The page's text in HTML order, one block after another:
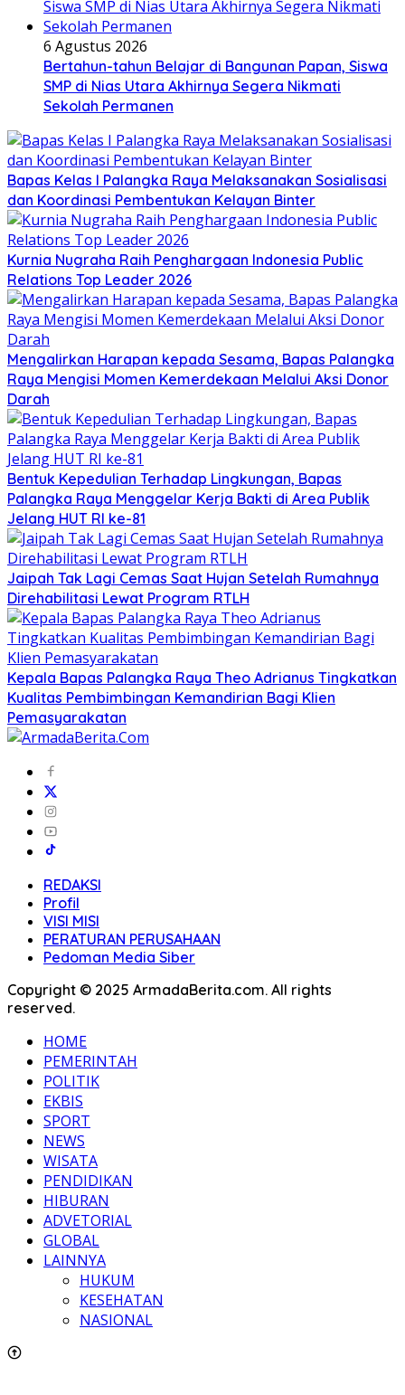
6 Agustus 2026
Bertahun-tahun Belajar di Bangunan Papan, Siswa
SMP di Nias Utara Akhirnya Segera Nikmati
Sekolah Permanen
Bapas Kelas I Palangka Raya Melaksanakan Sosialisasi
dan Koordinasi Pembentukan Kelayan Binter
Kurnia Nugraha Raih Penghargaan Indonesia Public
Relations Top Leader 2026
Mengalirkan Harapan kepada Sesama, Bapas Palangka
Raya Mengisi Momen Kemerdekaan Melalui Aksi Donor
Darah
Bentuk Kepedulian Terhadap Lingkungan, Bapas
Palangka Raya Menggelar Kerja Bakti di Area Publik
Jelang HUT RI ke-81
Jaipah Tak Lagi Cemas Saat Hujan Setelah Rumahnya
Direhabilitasi Lewat Program RTLH
Kepala Bapas Palangka Raya Theo Adrianus Tingkatkan
Kualitas Pembimbingan Kemandirian Bagi Klien
Pemasyarakatan
REDAKSI
Profil
VISI MISI
PERATURAN PERUSAHAAN
Pedoman Media Siber
Copyright © 2025 ArmadaBerita.com. All rights
reserved.
HOME
PEMERINTAH
POLITIK
EKBIS
SPORT
NEWS
WISATA
PENDIDIKAN
HIBURAN
ADVETORIAL
GLOBAL
LAINNYA
HUKUM
KESEHATAN
NASIONAL